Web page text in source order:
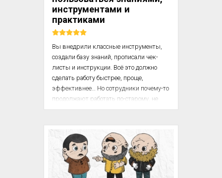
Почему так? Давайте разберёмся.
Какова цена знаний в бизнесе
инструментами и
практиками
Вы внедрили классные инструменты,
создали базу знаний, прописали чек-
листы и инструкции. Всё это должно
сделать работу быстрее, проще,
эффективнее… Но сотрудники почему-то
продолжают работать по-старому, не
пользуются тем, что есть, и наступают
Потому что человек – не рациональная
машина, а существо, движимое
привычками, эмоциями и
«автопилотом». Разбираемся, какие
психологические механизмы мешают